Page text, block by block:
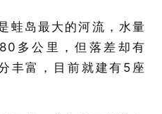
蛙岛最大的河流，水量
多公里，但落差却有
丰富，目前就建有 5 座